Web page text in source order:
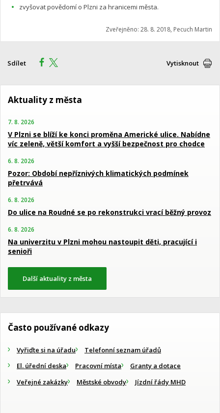
zvyšovat povědomí o Plzni za hranicemi města.
Zveřejněno: 28. 8. 2018, Pecuch Martin
Sdílet Vytisknout
Aktuality z města
7. 8. 2026
V Plzni se blíží ke konci proměna Americké ulice. Nabídne
víc zeleně, větší komfort a vyšší bezpečnost pro chodce
6. 8. 2026
Pozor: Období nepříznivých klimatických podmínek
přetrvává
6. 8. 2026
Do ulice na Roudné se po rekonstrukci vrací běžný provoz
6. 8. 2026
Na univerzitu v Plzni mohou nastoupit děti, pracující i
senioři
Další aktuality z města
Často používané odkazy
Vyřiďte si na úřadu
Telefonní seznam úřadů
El. úřední deska
Pracovní místa
Granty a dotace
Veřejné zakázky
Městské obvody Jízdní řády MHD